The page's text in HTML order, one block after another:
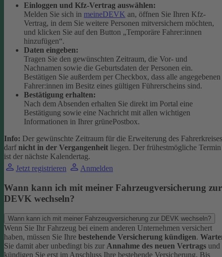
Einloggen und Kfz-Vertrag auswählen:
Melden Sie sich in meineDEVK an, öffnen Sie Ihren Kfz-
Vertrag, in dem Sie weitere Personen mitversichern möchten,
und klicken Sie auf den Button „Temporäre Fahrer:innen
hinzufügen“.
Daten eingeben:
Tragen Sie den gewünschten Zeitraum, die Vor- und
Nachnamen sowie die Geburtsdaten der Personen ein.
Bestätigen Sie außerdem per Checkbox, dass alle angegebenen
Fahrer:innen im Besitz eines gültigen Führerscheins sind.
Bestätigung erhalten:
Nach dem Absenden erhalten Sie direkt im Portal eine
Bestätigung sowie eine Nachricht mit allen wichtigen
Informationen in Ihrer grünePostbox.
Info: Der gewünschte Zeitraum für die Erweiterung des Fahrerkreises
darf nicht in der Vergangenheit liegen. Der frühestmögliche Termin
ist der nächste Kalendertag.
Jetzt registrieren
Anmelden
Wann kann ich mit meiner Fahrzeugversicherung zur
DEVK wechseln?
Wann kann ich mit meiner Fahrzeugversicherung zur DEVK wechseln?
Wenn Sie Ihr Fahrzeug bei einem anderen Unternehmen versichert
haben, müssen Sie Ihre bestehende Versicherung kündigen.
Sie damit aber unbedingt bis zur Annahme des neuen Vertrags und
kündigen Sie erst im Anschluss Ihre bestehende Versicherung. Bis